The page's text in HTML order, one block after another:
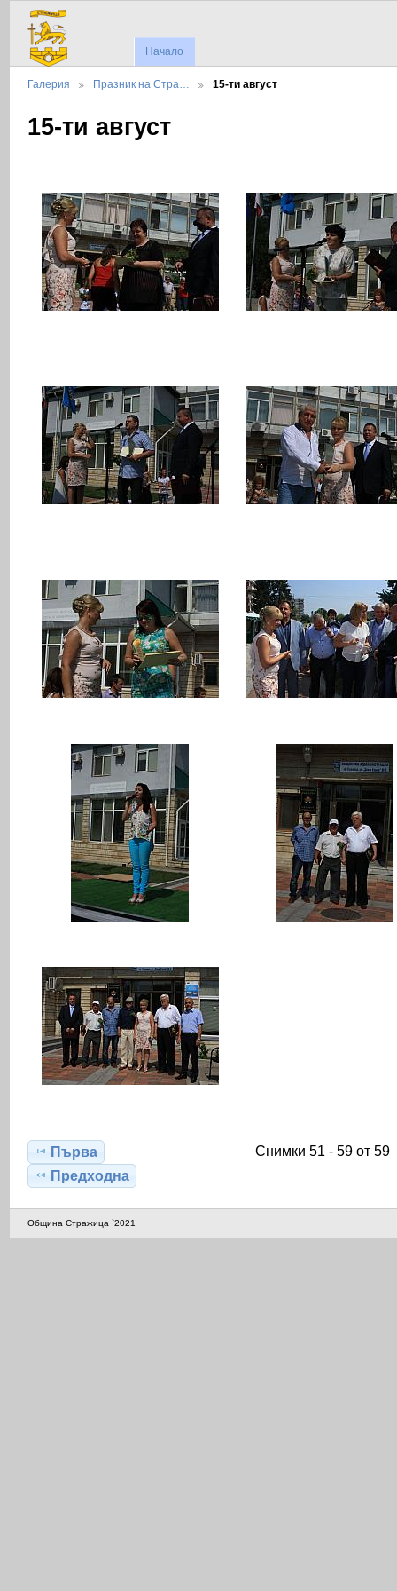
Начало
Галерия Празник на Стра… 15-ти август
15-ти август
Първа
Предходна
Снимки 51 - 59 от 59
Община Стражица `2021